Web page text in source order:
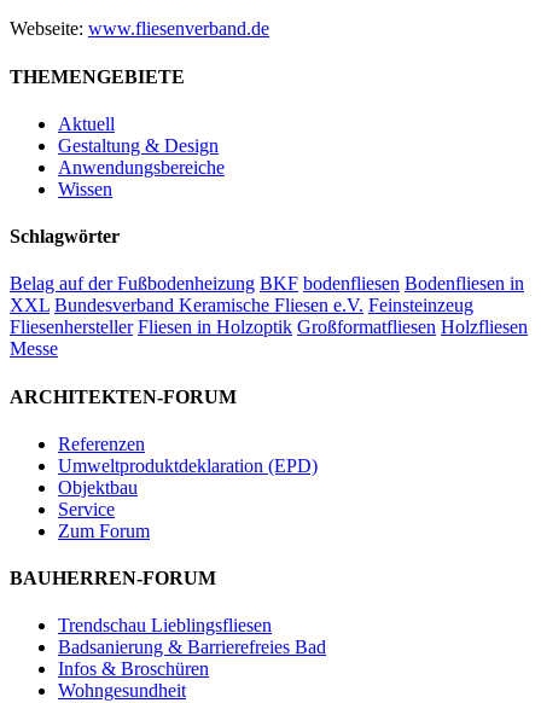
Webseite: www.fliesenverband.de
THEMENGEBIETE
Aktuell
Gestaltung & Design
Anwendungsbereiche
Wissen
Schlagwörter
Belag auf der Fußbodenheizung BKF bodenfliesen Bodenfliesen in
XXL Bundesverband Keramische Fliesen e.V. Feinsteinzeug
Fliesenhersteller Fliesen in Holzoptik Großformatfliesen Holzfliesen
Messe
ARCHITEKTEN-FORUM
Referenzen
Umweltproduktdeklaration (EPD)
Objektbau
Service
Zum Forum
BAUHERREN-FORUM
Trendschau Lieblingsfliesen
Badsanierung & Barrierefreies Bad
Infos & Broschüren
Wohngesundheit